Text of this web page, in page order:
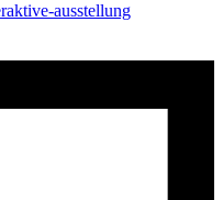
ausstellung